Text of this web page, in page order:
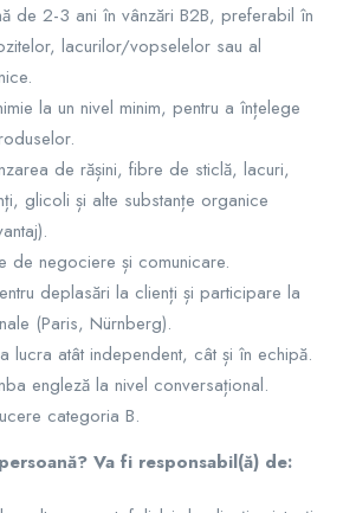
de 2-3 ani în vânzări B2B, preferabil în
lacurilor/vopselelor sau al
la un nivel minim, pentru a înțelege
de rășini, fibre de sticlă, lacuri,
glicoli și alte substanțe organice
de negociere și comunicare.
deplasări la clienți și participare la
(Paris, Nürnberg).
lucra atât independent, cât și în echipă.
engleză la nivel conversațional.
categoria B.
Va fi responsabil(ă) de: